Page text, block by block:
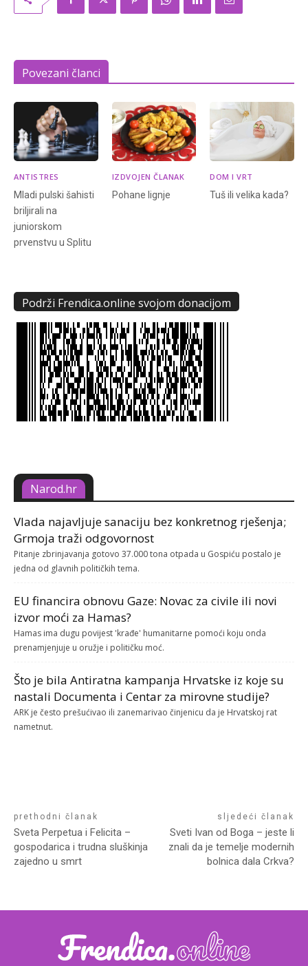
Povezani članci
ANTISTRES
Mladi pulski šahisti
briljirali na
juniorskom
prvenstvu u Splitu
IZDVOJEN ČLANAK
Pohane lignje
DOM I VRT
Tuš ili velika kada?
Podrži Frendica.online svojom donacijom
Narod.hr
Vlada najavljuje sanaciju bez konkretnog rješenja;
Grmoja traži odgovornost
Pitanje zbrinjavanja gotovo 37.000 tona otpada u Gospiću postalo je
jedna od glavnih političkih tema.
EU financira obnovu Gaze: Novac za civile ili novi
izvor moći za Hamas?
Hamas ima dugu povijest 'krađe' humanitarne pomoći koju onda
prenamjenjuje u oružje i političku moć.
Što je bila Antiratna kampanja Hrvatske iz koje su
nastali Documenta i Centar za mirovne studije?
ARK je često prešućivao ili zanemarivao činjenicu da je Hrvatskoj rat
nametnut.
prethodni članak
Sveta Perpetua i Felicita –
gospodarica i trudna sluškinja
zajedno u smrt
sljedeći članak
Sveti Ivan od Boga – jeste li
znali da je temelje modernih
bolnica dala Crkva?